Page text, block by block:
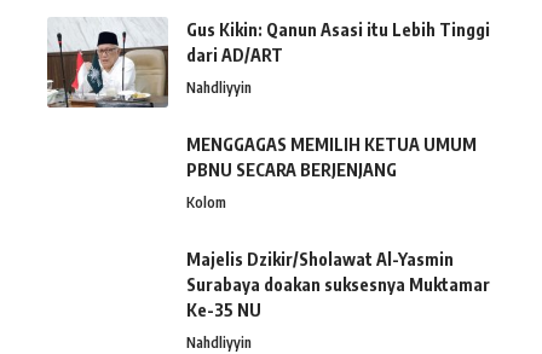
Gus Kikin: Qanun Asasi itu Lebih Tinggi
dari AD/ART
Nahdliyyin
MENGGAGAS MEMILIH KETUA UMUM
PBNU SECARA BERJENJANG
Kolom
Majelis Dzikir/Sholawat Al-Yasmin
Surabaya doakan suksesnya Muktamar
Ke-35 NU
Nahdliyyin